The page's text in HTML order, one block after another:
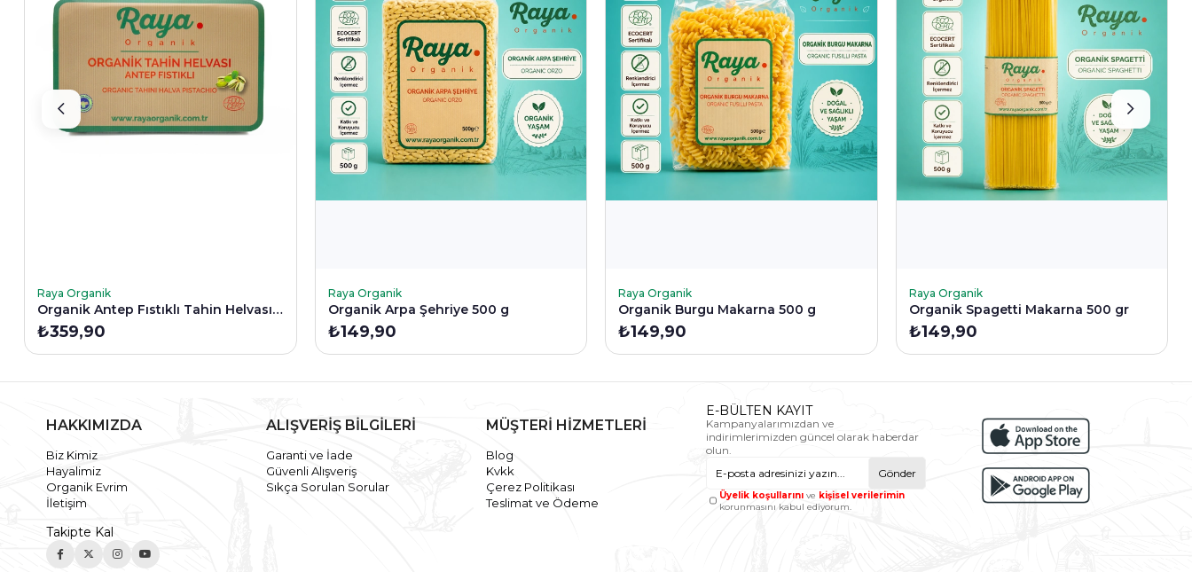
SEPETE EKLE
Raya Organik
Organik Antep Fıstıklı Tahin Helvası 200 Gr
₺359,90
SEPETE EKLE
Raya Organik
Organik Arpa Şehriye 500 g
₺149,90
SEPETE EKLE
Raya Organik
Organik Burgu Makarna 500 g
₺149,90
SEPETE EKLE
Raya Organik
Organik Spagetti Makarna 500 gr
₺149,90
HAKKIMIZDA
Biz Kimiz
Hayalimiz
Organik Evrim
İletişim
Takipte Kal
ALIŞVERİŞ BİLGİLERİ
Garanti ve İade
Güvenli Alışveriş
Sıkça Sorulan Sorular
MÜŞTERİ HİZMETLERİ
Blog
Kvkk
Çerez Politikası
Teslimat ve Ödeme
E-BÜLTEN KAYIT
Kampanyalarımızdan ve
indirimlerimizden güncel olarak haberdar
olun.
Gönder
Üyelik koşullarını ve kişisel verilerimin
korunmasını kabul ediyorum.